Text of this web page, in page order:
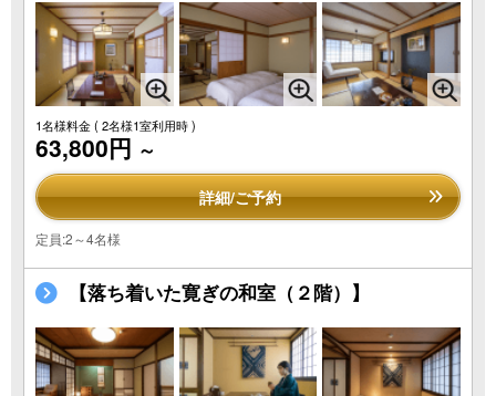
1名様料金( 2名様1室利用時 )
63,800円 ～
詳細/ご予約
定員:2～4名様
【落ち着いた寛ぎの和室（２階）】